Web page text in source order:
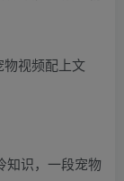
视频配上文